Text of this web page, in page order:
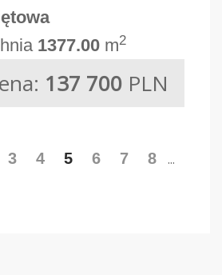
1377.00 m2
137 700 PLN
3 4 5 6 7 8
...